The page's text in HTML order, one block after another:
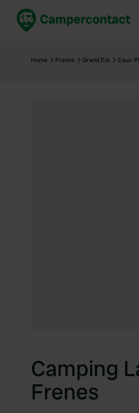
France
Home France Grand Est Eaux-
Camping
Frenes